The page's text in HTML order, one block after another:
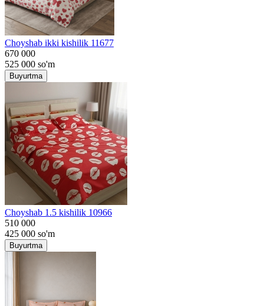
Choyshab ikki kishilik 11677
670 000
525 000 so'm
Buyurtma
Choyshab 1.5 kishilik 10966
510 000
425 000 so'm
Buyurtma